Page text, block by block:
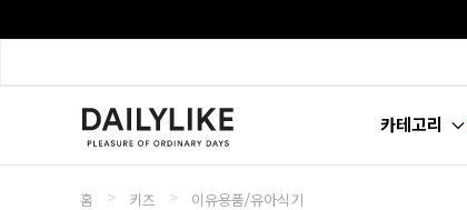
카테고리
홈 > 키즈 > 이유용품/유아식기